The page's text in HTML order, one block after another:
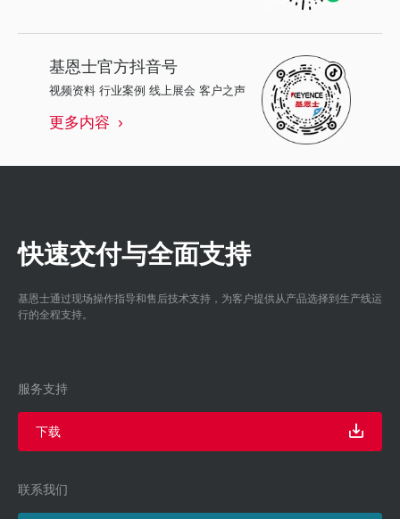
基恩士官方抖音号
视频资料 行业案例 线上展会 客户之声
更多内容
快速交付与全面支持
基恩士通过现场操作指导和售后技术支持，为客户提供从产品选择到生产线运
行的全程支持。
服务支持
下载
联系我们